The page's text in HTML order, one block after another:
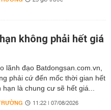
không phải hết giá
lãnh đạo Batdongsan.com.vn,
phải cứ đến mốc thời gian hết
hạn là chung cư sẽ hết giá...
11:22 | 07/08/2026